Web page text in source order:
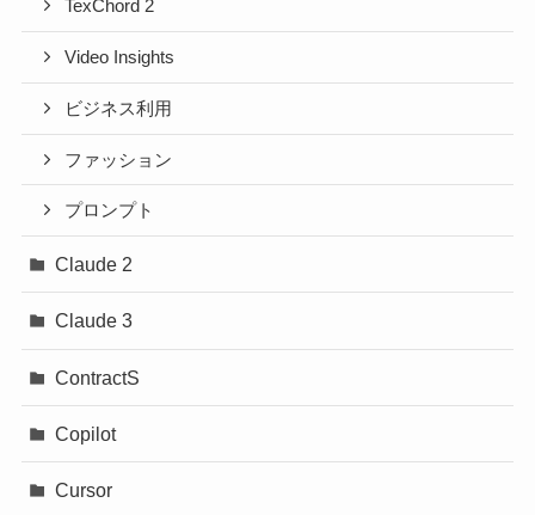
TexChord 2
Video Insights
ビジネス利用
ファッション
プロンプト
Claude 2
Claude 3
ContractS
Copilot
Cursor